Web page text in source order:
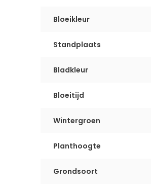
Bloeikleur
Standplaats
Bladkleur
Bloeitijd
Wintergroen
Planthoogte
Grondsoort